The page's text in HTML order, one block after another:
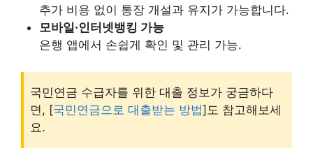
추가 비용 없이 통장 개설과 유지가 가능합니다.
모바일·인터넷뱅킹 가능
은행 앱에서 손쉽게 확인 및 관리 가능.
국민연금 수급자를 위한 대출 정보가 궁금하다
면, [국민연금으로 대출받는 방법]도 참고해보세
요.